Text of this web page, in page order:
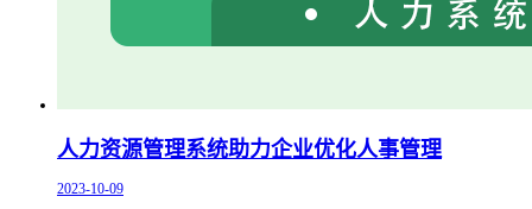
人力资源管理系统助力企业优化人事管理
2023-10-09